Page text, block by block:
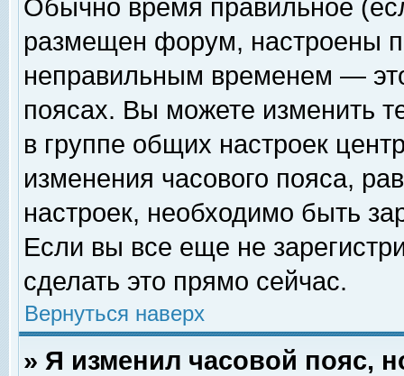
Обычно время правильное
размещен форум, настроены
неправильным временем —
поясах. Вы можете изменить
в группе общих настроек
изменения часового пояса,
настроек, необходимо быть
Если вы все еще не
сделать это прямо сейчас.
Вернуться наверх
» Я изменил часовой пояс,